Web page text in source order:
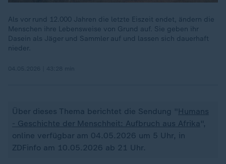
Als vor rund 12.000 Jahren die letzte Eiszeit endet, ändern die
Menschen ihre Lebensweise von Grund auf. Sie geben ihr
Dasein als Jäger und Sammler auf und lassen sich dauerhaft
nieder.
Über dieses Thema berichtet die Sendung " Humans
- Geschichte der Menschheit: Aufbruch aus Afrika ",
online verfügbar am 04.05.2026 um 5 Uhr, in
ZDFinfo am 10.05.2026 ab 21 Uhr.